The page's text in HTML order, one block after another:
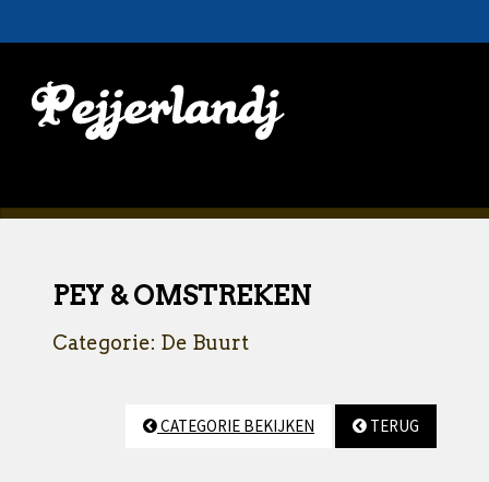
PEY & OMSTREKEN
Categorie: De Buurt
CATEGORIE BEKIJKEN TERUG